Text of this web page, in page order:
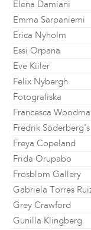
Elena Damiani
Emma Sarpaniemi
Erica Nyholm
Essi Orpana
Eve Kiiler
Felix Nybergh
Fotografiska
Francesca
Fredrik Söderberg's
Freya Copeland
Frida Orupabo
Frosblom Gallery
Gabriela Torres
Grey Crawford
Gunilla Klingberg